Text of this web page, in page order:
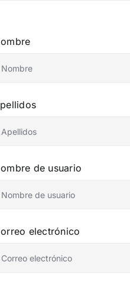
de usuario
electrónico